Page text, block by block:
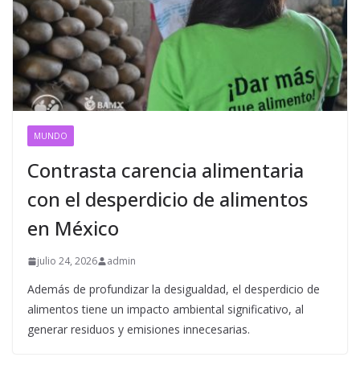
MUNDO
Contrasta carencia alimentaria
con el desperdicio de alimentos
en México
julio 24, 2026 admin
Además de profundizar la desigualdad, el desperdicio de
alimentos tiene un impacto ambiental significativo, al
generar residuos y emisiones innecesarias.